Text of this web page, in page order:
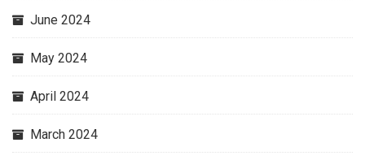
June 2024
May 2024
April 2024
March 2024